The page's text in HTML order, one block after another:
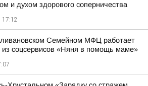
и духом здорового соперничества
17:12
Семейном МФЦ работает
из соцсервисов «Няня в помощь маме»